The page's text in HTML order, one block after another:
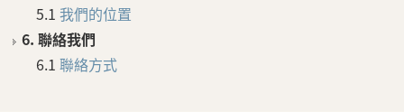
5.1 我們的位置
6. 聯絡我們
6.1 聯絡方式